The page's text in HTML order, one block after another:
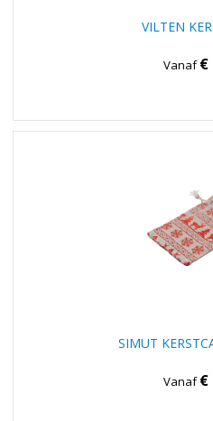
VILTEN
Vanaf€
SIMUT
Vanaf€